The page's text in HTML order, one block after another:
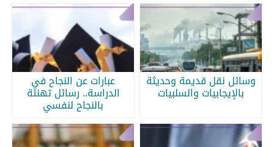
وسائل نقل قديمة وحديثة
بالإيجابيات والسلبيات
عبارات عن النجاح في
الدراسة.. رسائل تهنئة
بالنجاح لنفسي